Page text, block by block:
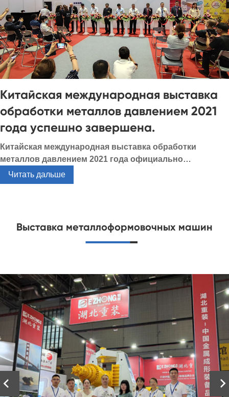
Китайская международная выставка
обработки металлов давлением 2021
года успешно завершена.
Китайская международная выставка обработки
металлов давлением 2021 года официально
открылась в Шанхайском международном
выставочном центре 27 июля 2021 года! Эта выставка
Читать дальше
Выставка металлоформовочных машин
 